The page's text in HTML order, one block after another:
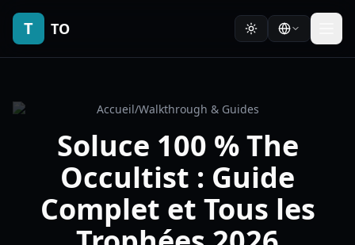
T TO
Accueil/Walkthrough & Guides
Soluce 100 % The
Occultist : Guide
Complet et Tous les